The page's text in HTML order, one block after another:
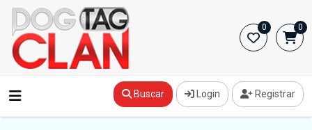
0 0
Buscar Login Registrar